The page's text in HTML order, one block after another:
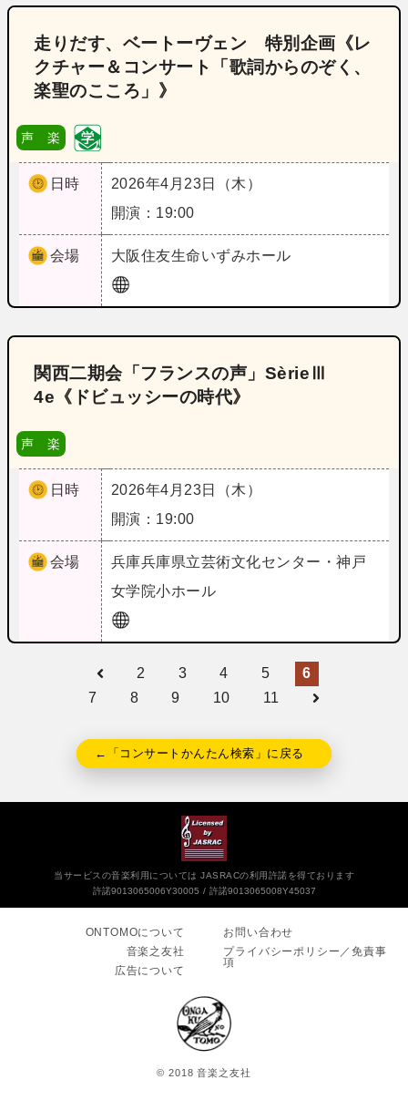
走りだす、ベートーヴェン 特別企画《レ
クチャー＆コンサート「歌詞からのぞく、
楽聖のこころ」》
声 楽
日時
2026年4月23日（木）
開演：19:00
会場 大阪住友生命いずみホール
関西二期会「フランスの声」SèrieⅢ
4e《ドビュッシーの時代》
声 楽
日時
2026年4月23日（木）
開演：19:00
会場 兵庫兵庫県立芸術文化センター・神戸
女学院小ホール
2 3 4 5
6
7
8 9 10 11
←「コンサートかんたん検索」に戻る
当サービスの音楽利用については JASRACの利用許諾を得ております
許諾9013065006Y30005
許諾9013065008Y45037
ONTOMOについて
音楽之友社
広告について
お問い合わせ
プライバシーポリシー／免責事
項
© 2018 音楽之友社